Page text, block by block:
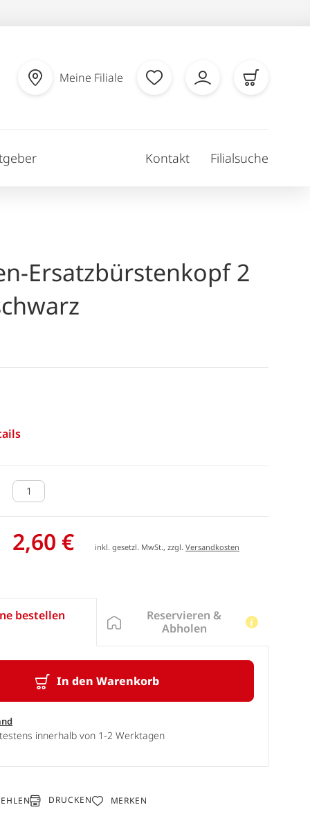
Meine Filiale
Kontakt Filialsuche
Ersatzbürstenkopf 2
2,60 € inkl. gesetzl. MwSt., zzgl.Versandkosten
bestellen
In den Warenkorb
innerhalb von 1-2 Werktagen
Reservieren &
Abholen
DRUCKEN MERKEN